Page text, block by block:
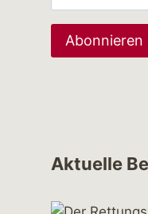
Aktuelle